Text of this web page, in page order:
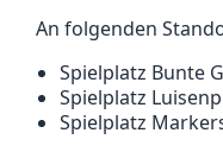
An folgenden
Spielplatz Bunte
Spielplatz
Spielplatz